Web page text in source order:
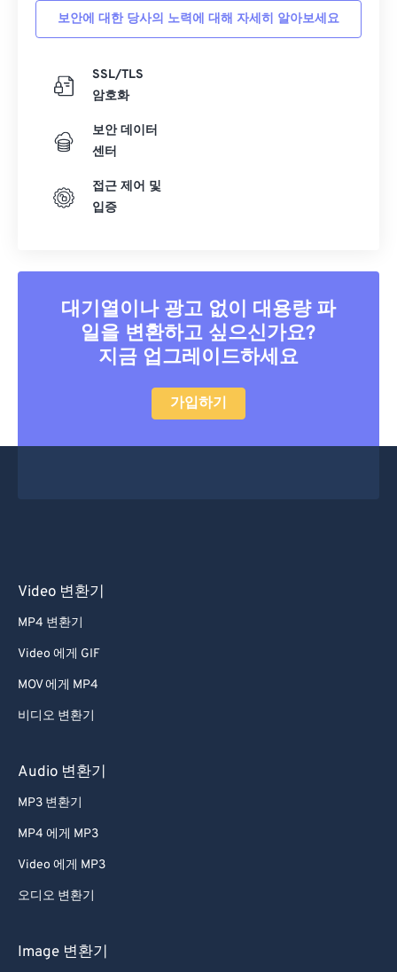
보안에 대한 당사의 노력에 대해 자세히 알아보세요
SSL/TLS
암호화
보안 데이터
센터
접근 제어 및
입증
대기열이나 광고 없이 대용량 파
일을 변환하고 싶으신가요?
지금 업그레이드하세요
가입하기
Video 변환기
MP4 변환기
Video 에게 GIF
MOV 에게 MP4
비디오 변환기
Audio 변환기
MP3 변환기
MP4 에게 MP3
Video 에게 MP3
오디오 변환기
Image 변환기